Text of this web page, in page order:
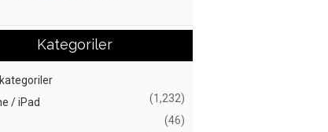
Kategoriler
/ iPad
(1,232)
(46)